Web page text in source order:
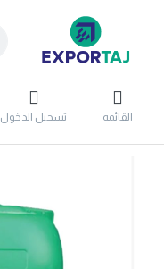
القائمه تسجيل الدخول